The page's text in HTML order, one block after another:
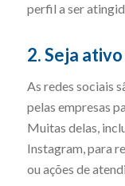
perfil a ser
2. Seja
As redes sociais
pelas empresas
Muitas delas,
Instagram, para
ou ações de